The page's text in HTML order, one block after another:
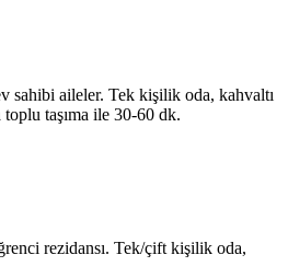
sahibi aileler. Tek kişilik oda, kahvaltı
taşıma ile 30-60 dk.
rezidansı. Tek/çift kişilik oda,